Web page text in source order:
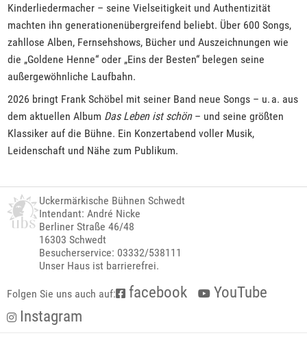
Kinderliedermacher – seine Vielseitigkeit und Authentizität
machten ihn generationenübergreifend beliebt. Über 600 Songs,
zahllose Alben, Fernsehshows, Bücher und Auszeichnungen wie
die „Goldene Henne“ oder „Eins der Besten“ belegen seine
außergewöhnliche Laufbahn.
2026 bringt Frank Schöbel mit seiner Band neue Songs – u. a. aus
dem aktuellen Album Das Leben ist schön– und seine größten
Klassiker auf die Bühne. Ein Konzertabend voller Musik,
Leidenschaft und Nähe zum Publikum.
Uckermärkische Bühnen Schwedt
Intendant: André Nicke
Berliner Straße 46/48
16303 Schwedt
Besucherservice: 03332/538111
Unser Haus ist barrierefrei.
Folgen Sie uns auch auf: facebook
YouTube
Instagram